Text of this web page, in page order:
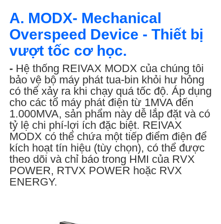
A. MODX- Mechanical
Overspeed Device - Thiết bị
vượt tốc cơ học.
- Hệ thống REIVAX MODX của chúng tôi
bảo vệ bộ máy phát tua-bin khỏi hư hỏng
có thể xảy ra khi chạy quá tốc độ. Áp dụng
cho các tổ máy phát điện từ 1MVA đến
1.000MVA, sản phẩm này dễ lắp đặt và có
tỷ lệ chi phí-lợi ích đặc biệt. REIVAX
MODX có thể chứa một tiếp điểm điện để
kích hoạt tín hiệu (tùy chọn), có thể được
theo dõi và chỉ báo trong HMI của RVX
POWER, RTVX POWER hoặc RVX
ENERGY.